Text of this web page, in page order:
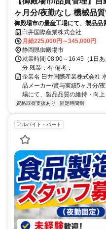
ヶ月分/夜勤なし 機械品
御殿場市の量産工場にて、製品品
業務をご担当いただきます。未経
門性を身につけていける環境です。
臼井国際産業株式会社
月給225,000円～345,000円
静岡県御殿場市
就業時間 08:00～16:45（1日
分 残業：有 備考：
企業名 臼井国際産業株式会社
品メーカー/賞与実績5ヶ月分/
場にて、製品品質の維持・向
資格取得支援あり 固定時間制
アルバイト・パート